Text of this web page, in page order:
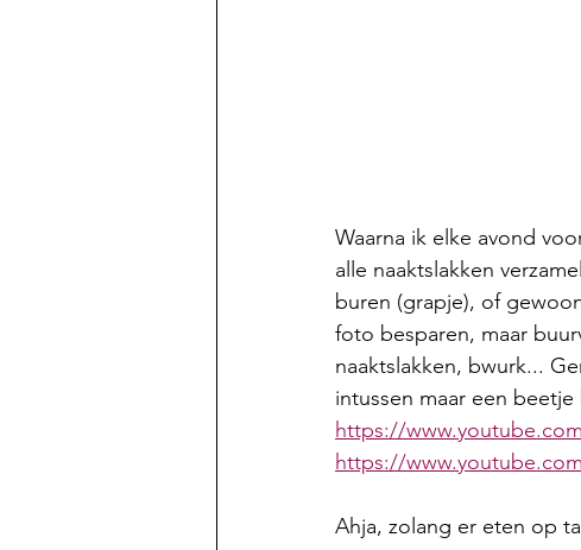
Waarna ik elke avond
alle naaktslakken
buren (grapje), of
foto besparen, maar
naaktslakken, bwurk...
intussen maar een
https://
https://
Ahja, zolang er eten op